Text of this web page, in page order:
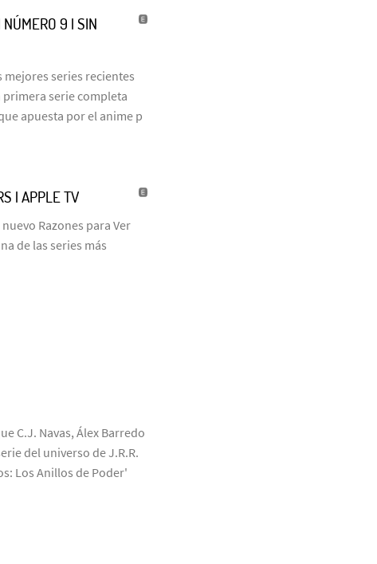
9 | SIN
mejores series recientes
primera serie completa
apuesta por el anime p
| APPLE TV
Razones para Ver
de las series más
C.J. Navas, Álex Barredo
del universo de J.R.R.
Los Anillos de Poder'